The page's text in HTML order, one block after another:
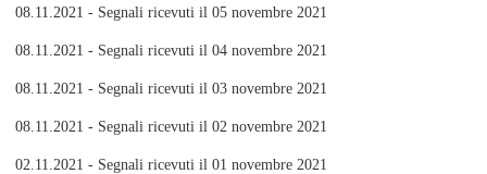
08.11.2021 - Segnali ricevuti il 05 novembre 2021
08.11.2021 - Segnali ricevuti il 04 novembre 2021
08.11.2021 - Segnali ricevuti il 03 novembre 2021
08.11.2021 - Segnali ricevuti il 02 novembre 2021
02.11.2021 - Segnali ricevuti il 01 novembre 2021